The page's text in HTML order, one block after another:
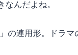
なんだよね。
」の連用形。ドラ